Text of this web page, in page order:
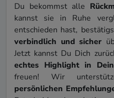
Du bekommst alle
kannst sie in Ruhe
entschieden hast,
verbindlich und sicher
Jetzt kannst Du Dich
echtes Highlight in
freuen! Wir
persönlichen